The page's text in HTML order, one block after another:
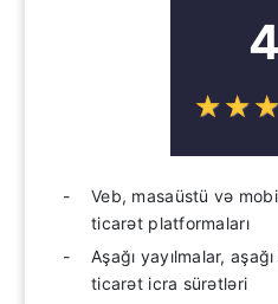
4
☆☆☆
★★★
Veb, masaüstü və
ticarət platformaları
Aşağı yayılmalar,
ticarət icra sürətləri